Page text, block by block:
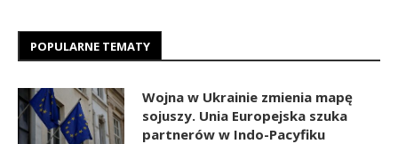
POPULARNE TEMATY
Wojna w Ukrainie zmienia mapę
sojuszy. Unia Europejska szuka
partnerów w Indo-Pacyfiku